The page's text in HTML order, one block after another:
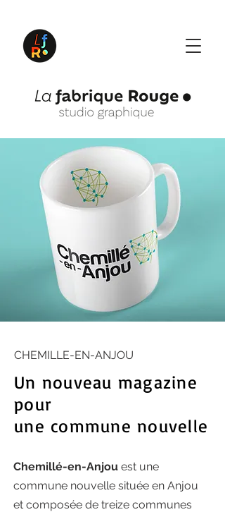
CHEMILLE-EN-ANJOU
Un nouveau magazine
pour
une commune nouvelle
Chemillé-en-Anjou est une
commune nouvelle située en Anjou
et composée de treize communes